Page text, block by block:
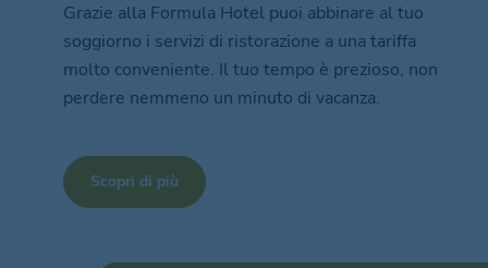
Grazie alla Formula Hotel puoi abbinare al tuo
soggiorno i servizi di ristorazione a una tariffa
molto conveniente. Il tuo tempo è prezioso, non
perdere nemmeno un minuto di vacanza.
Scopri di più